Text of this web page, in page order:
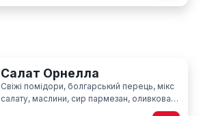
Салат Орнелла
Свіжі помідори, болгарський перець, мікс
салату, маслини, сир пармезан, оливкова